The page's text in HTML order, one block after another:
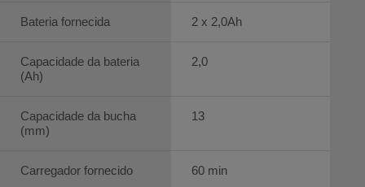
Bateria fornecida
Capacidade da bateria
(Ah)
Capacidade da bucha
(mm)
Carregador fornecido
2 x 2,0Ah
2,0
13
60 min